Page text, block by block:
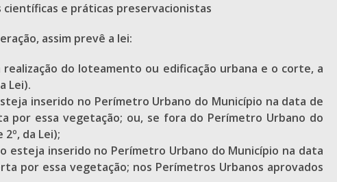
científicas e práticas preservacionistas
assim prevê a lei:
do loteamento ou edificação urbana e o corte, a
Lei).
inserido no Perímetro Urbano do Município na data de
por essa vegetação; ou, se fora do Perímetro Urbano do
da Lei);
esteja inserido no Perímetro Urbano do Município na data
por essa vegetação; nos Perímetros Urbanos aprovados